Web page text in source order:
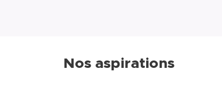
Nos aspirations